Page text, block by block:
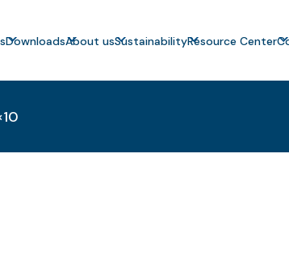
DownloadsAbout usSustainabilityResource Center